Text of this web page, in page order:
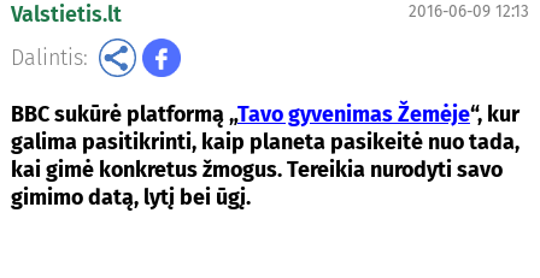
Valstietis.lt 2016-06-09 12:13
Dalintis:
BBC sukūrė platformą „Tavo gyvenimas Žemėje“, kur
galima pasitikrinti, kaip planeta pasikeitė nuo tada,
kai gimė konkretus žmogus. Tereikia nurodyti savo
gimimo datą, lytį bei ūgį.